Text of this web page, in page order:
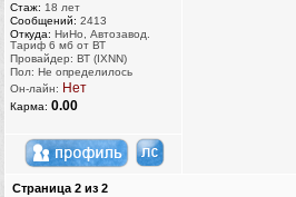
Стаж: 18 лет
Сообщений: 2413
Откуда: НиНо, Автозавод.
Тариф 6 мб от ВТ
Провайдер: ВТ (IXNN)
Пол: Не определилось
Он-лайн: Нет
Карма: 0.00
Страница 2 из 2